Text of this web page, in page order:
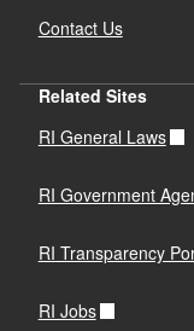
Contact Us
Related Sites
RI General Laws
RI Government
RI Transparency
RI Jobs